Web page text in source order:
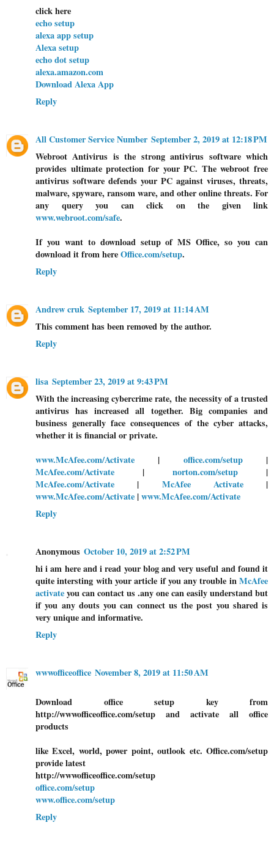
click here
echo setup
alexa app setup
Alexa setup
echo dot setup
alexa.amazon.com
Download Alexa App
Reply
All Customer Service Number September 2, 2019 at 12:18 PM
Webroot Antivirus is the strong antivirus software which
provides ultimate protection for your PC. The webroot free
antivirus software defends your PC against viruses, threats,
malware, spyware, ransom ware, and other online threats. For
any query you can click on the given link
www.webroot.com/safe.
If you want to download setup of MS Office, so you can
download it from hereOffice.com/setup.
Reply
Andrew cruk September 17, 2019 at 11:14 AM
This comment has been removed by the author.
Reply
lisa September 23, 2019 at 9:43 PM
With the increasing cybercrime rate, the necessity of a trusted
antivirus has increased all together. Big companies and
business generally face consequences of the cyber attacks,
whether it is financial or private.
www.McAfee.com/Activate | office.com/setup|
McAfee.com/Activate | norton.com/setup |
McAfee.com/Activate | McAfee Activate|
www.McAfee.com/Activate |www.McAfee.com/Activate
Reply
Anonymous October 10, 2019 at 2:52 PM
hi i am here and i read your blog and very useful and found it
quite intersting with your article if you any trouble inMcAfee
activateyou can contact us .any one can easily understand but
if you any douts you can connect us the post you shared is
very unique and informative.
Reply
wwwofficeoffice November 8, 2019 at 11:50 AM
Download office setup key from
http://wwwofficeoffice.com/setup and activate all office
products
like Excel, world, power point, outlook etc. Office.com/setup
provide latest
http://wwwofficeoffice.com/setup
office.com/setup
www.office.com/setup
Reply